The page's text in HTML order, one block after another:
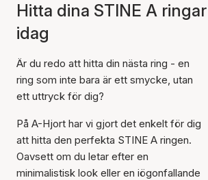
Hitta dina STINE A ringar
idag
Är du redo att hitta din nästa ring - en
ring som inte bara är ett smycke, utan
ett uttryck för dig?
På A-Hjort har vi gjort det enkelt för dig
att hitta den perfekta STINE A ringen.
Oavsett om du letar efter en
minimalistisk look eller en iögonfallande